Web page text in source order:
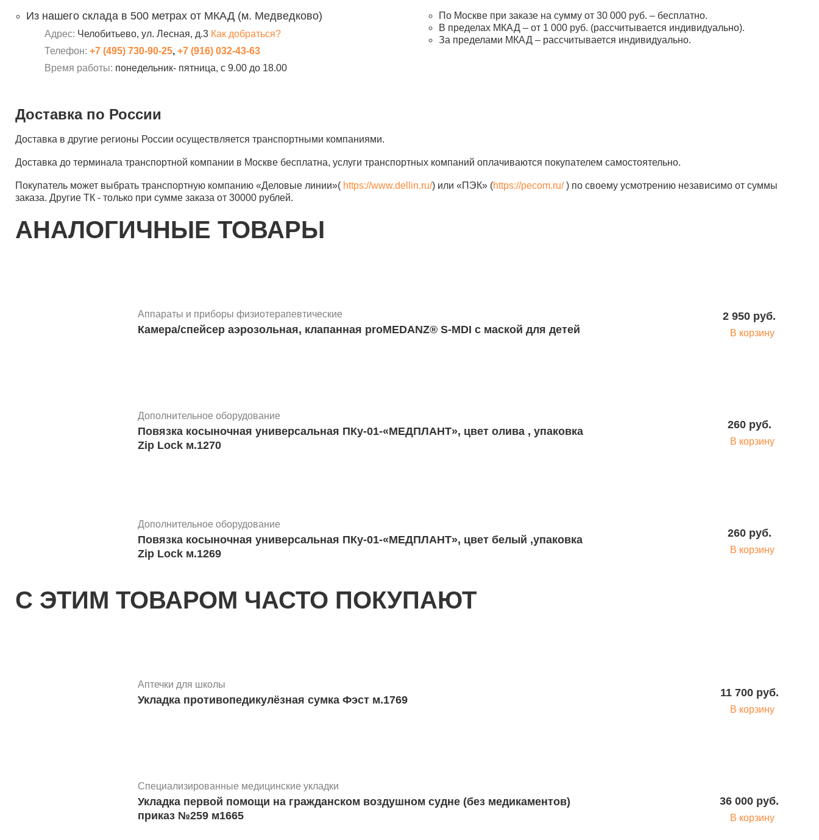
Из нашего склада в 500 метрах от МКАД (м. Медведково)
Адрес: Челобитьево, ул. Лесная, д.3 Как добраться?
Телефон: +7 (495) 730-90-25, +7 (916) 032-43-63
Время работы: понедельник- пятница, с 9.00 до 18.00
По Москве при заказе на сумму от 30 000 руб. – бесплатно.
В пределах МКАД – от 1 000 руб. (рассчитывается индивидуально).
За пределами МКАД – рассчитывается индивидуально.
Доставка по России
Доставка в другие регионы России осуществляется транспортными компаниями.
Доставка до терминала транспортной компании в Москве бесплатна, услуги транспортных компаний оплачиваются покупателем самостоятельно.
Покупатель может выбрать транспортную компанию «Деловые линии»( https://www.dellin.ru/) или «ПЭК» (https://pecom.ru/) по своему усмотрению независимо от суммы
заказа. Другие ТК - только при сумме заказа от 30000 рублей.
АНАЛОГИЧНЫЕ ТОВАРЫ
Аппараты и приборы физиотерапевтические
Камера/спейсер аэрозольная, клапанная proMEDANZ® S-MDI с маской для детей
2 950 руб.
В корзину
Дополнительное оборудование
Повязка косыночная универсальная ПКу-01-«МЕДПЛАНТ», цвет олива , упаковка
Zip Lock м.1270
260 руб.
В корзину
Дополнительное оборудование
Повязка косыночная универсальная ПКу-01-«МЕДПЛАНТ», цвет белый ,упаковка
Zip Lock м.1269
260 руб.
В корзину
С ЭТИМ ТОВАРОМ ЧАСТО ПОКУПАЮТ
Аптечки для школы
Укладка противопедикулёзная сумка Фэст м.1769
11 700 руб.
В корзину
Специализированные медицинские укладки
Укладка первой помощи на гражданском воздушном судне (без медикаментов)
приказ №259 м1665
36 000 руб.
В корзину